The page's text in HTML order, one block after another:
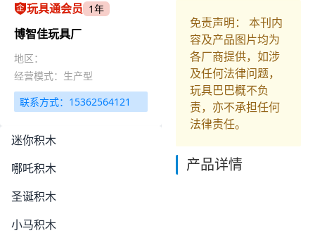
玩具通会员 1年
博智佳玩具厂
地区：
经营模式：生产型
联系方式：15362564121
迷你积木
哪吒积木
圣诞积木
小马积木
免责声明： 本刊内
容及产品图片均为
各厂商提供，如涉
及任何法律问题，
玩具巴巴概不负
责，亦不承担任何
法律责任。
产品详情